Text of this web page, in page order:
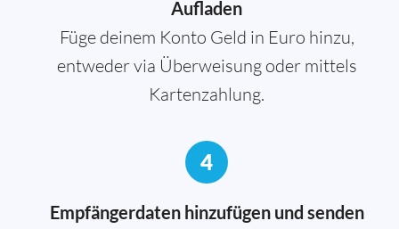
Aufladen
Füge deinem Konto Geld in Euro hinzu,
entweder via Überweisung oder mittels
Kartenzahlung.
4
Empfängerdaten hinzufügen und senden